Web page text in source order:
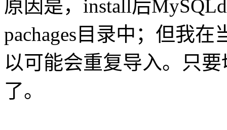
原因是，install后
pachages目录中；但我
以可能会重复导入。只
了。